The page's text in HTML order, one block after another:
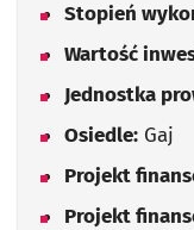
Stopień
Wartość
Jednostka
Osiedle: Gaj
Projekt
Projekt